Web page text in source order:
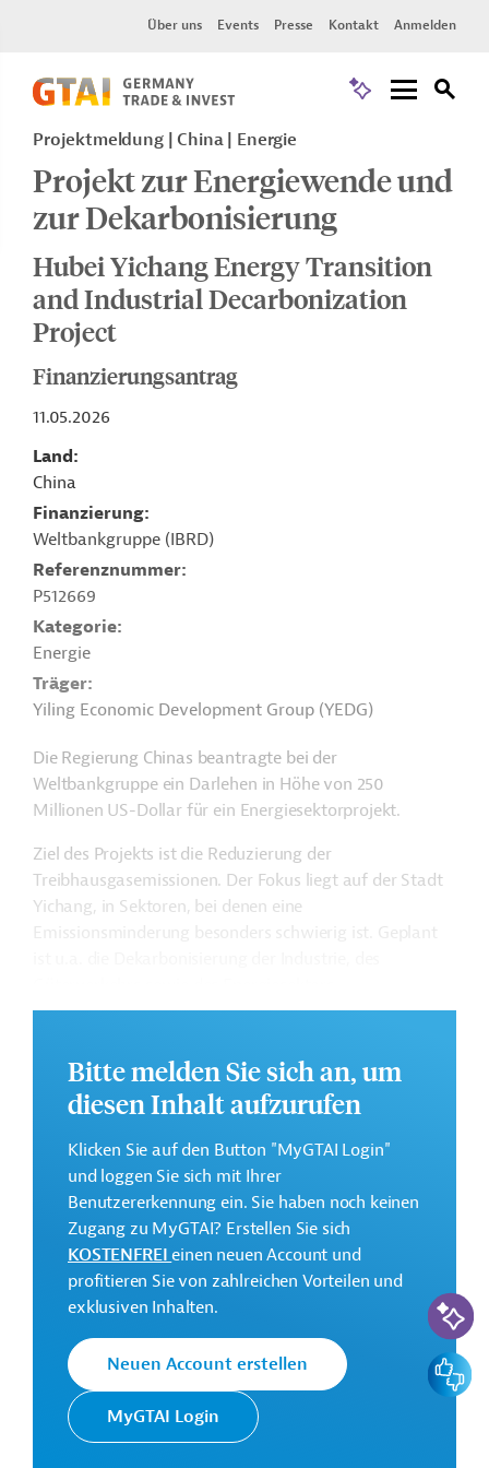
Über uns Events Presse Kontakt Anmelden
Projektmeldung China Energie
Projekt zur Energiewende und
zur Dekarbonisierung
Hubei Yichang Energy Transition
and Industrial Decarbonization
Project
Finanzierungsantrag
11.05.2026
Land
China
Finanzierung
Weltbankgruppe (IBRD)
Referenznummer
P512669
Kategorie
Energie
Träger
Yiling Economic Development Group (YEDG)
Die Regierung Chinas beantragte bei der
Weltbankgruppe ein Darlehen in Höhe von 250
Millionen US-Dollar für ein Energiesektorprojekt.
Ziel des Projekts ist die Reduzierung der
Treibhausgasemissionen. Der Fokus liegt auf der Stadt
Yichang, in Sektoren, bei denen eine
Emissionsminderung besonders schwierig ist. Geplant
und im Originaldokument, das zum Download
bereitsteht.
GTAI informiert über dieWeltbankgruppe:
Schwerpunkte, Regularien und praktische Hinweise zur
Geschäftsanbahnung.
Gesamtkosten:
325 Millionen US-Dollar
Geberbeitrag:
Kontaktadressen
Bitte melden Sie sich an, um
diesen Inhalt aufzurufen
Klicken Sie auf den Button "MyGTAI Login"
und loggen Sie sich mit Ihrer
Benutzererkennung ein. Sie haben noch keinen
Zugang zu MyGTAI? Erstellen Sie sich
KOSTENFREIeinen neuen Account und
profitieren Sie von zahlreichen Vorteilen und
exklusiven Inhalten.
Neuen Account erstellen
MyGTAI Login
KI-